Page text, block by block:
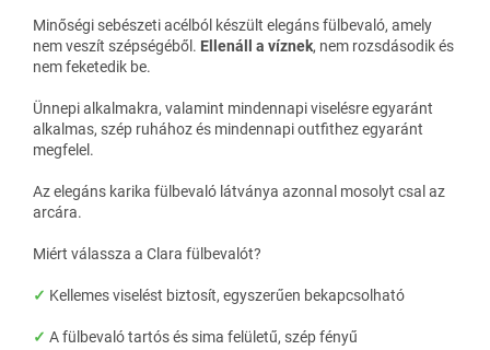
Minőségi sebészeti acélból készült elegáns fülbevaló, amely
nem veszít szépségéből. Ellenáll a víznek, nem rozsdásodik és
nem feketedik be.
Ünnepi alkalmakra, valamint mindennapi viselésre egyaránt
alkalmas, szép ruhához és mindennapi outfithez egyaránt
megfelel.
Az elegáns karika fülbevaló látványa azonnal mosolyt csal az
arcára.
Miért válassza a Clara fülbevalót?
✓ Kellemes viselést biztosít, egyszerűen bekapcsolható
✓ A fülbevaló tartós és sima felületű, szép fényű